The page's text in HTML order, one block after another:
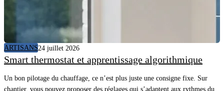
ARTISANS24 juillet 2026
Smart thermostat et apprentissage algorithmique
Un bon pilotage du chauffage, ce n’est plus juste une consigne fixe. Sur
chantier, vous pouvez proposer des réglages qui s’adaptent aux rythmes du